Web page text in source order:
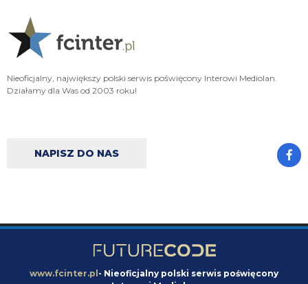
Wiem, że on tutaj coś pisał, pewnie ma w zwyczaju też czytać i pompować
sobie ego na każdą wspominkę o nim xD Żałosny typek
Ooo Bartman zjebus mnie zbanował za to, że nazwałem czczonego przez
niego w poście wspominkowym faszola z Lazio - Fabrizio Piscittelego
07.08.2026 16:14
Nieoficjalny, największy polski serwis poświęcony Interowi Mediolan.
Działamy dla Was od 2003 roku!
NAPISZ DO NAS
www.fcinter.pl- Nieoficjalny polski serwis poświęcony